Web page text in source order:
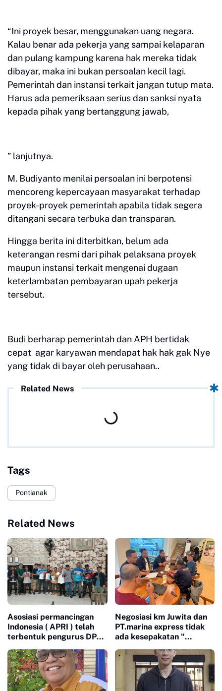
“Ini proyek besar, menggunakan uang negara.
Kalau benar ada pekerja yang sampai kelaparan
dan pulang kampung karena hak mereka tidak
dibayar, maka ini bukan persoalan kecil lagi.
Pemerintah dan instansi terkait jangan tutup mata.
Harus ada pemeriksaan serius dan sanksi nyata
kepada pihak yang bertanggung jawab,
” lanjutnya.
M. Budiyanto menilai persoalan ini berpotensi
mencoreng kepercayaan masyarakat terhadap
proyek-proyek pemerintah apabila tidak segera
ditangani secara terbuka dan transparan.
Hingga berita ini diterbitkan, belum ada
keterangan resmi dari pihak pelaksana proyek
maupun instansi terkait mengenai dugaan
keterlambatan pembayaran upah pekerja
tersebut.
Budi berharap pemerintah dan APH bertidak
cepat agar karyawan mendapat hak hak gak Nye
yang tidak di bayar oleh perusahaan..
Related News
Tags
Pontianak
Related News
Asosiasi permancingan
Indonesia ( APRI ) telah
terbentuk pengurus DPP
Negosiasi km Juwita dan
PT.marina express tidak
ada kesepakatan "
hukum